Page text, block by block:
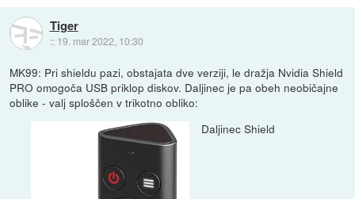
Tiger
:: 19. mar 2022, 10:30
MK99: Pri shieldu pazi, obstajata dve verziji, le dražja Nvidia Shield
PRO omogoča USB priklop diskov. Daljinec je pa obeh neobičajne
oblike - valj sploščen v trikotno obliko:
Daljinec Shield